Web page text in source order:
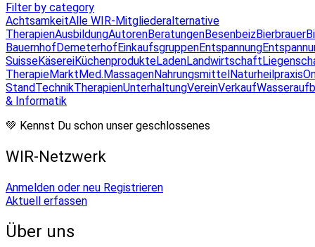
Filter by category
AchtsamkeitAlle WIR-Mitgliederalternative
TherapienAusbildungAutorenBeratungenBesenbeiz Bierbrauer
Bauernhof Demeterhof EinkaufsgruppenEntspannung
SuisseKäsereiKüchenprodukteLadenLandwirtschaft
TherapieMarkt Med.MassagenNahrungsmittel Naturheilpraxis
StandTechnikTherapienUnterhaltungVereinVerkauf
& Informatik
💚 Kennst Du schon unser geschlossenes
WIR-Netzwerk
Anmelden oder neu Registrieren
Aktuell erfassen
Über uns